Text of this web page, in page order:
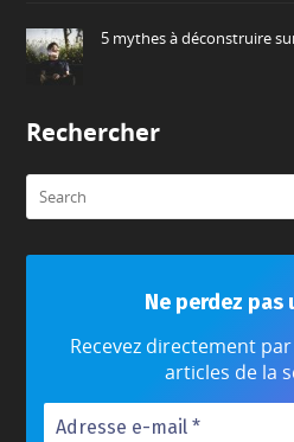
5 mythes à déconstruire
Rechercher
Ne perdez pas
Recevez directement
articles de la